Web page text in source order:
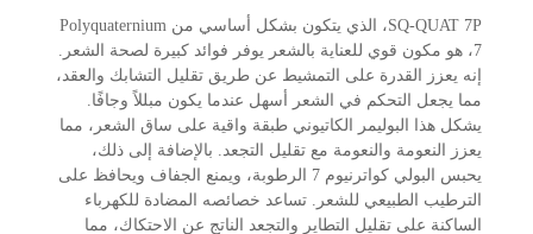
SQ-QUAT 7P، الذي يتكون بشكل أساسي من Polyquaternium
7، هو مكون قوي للعناية بالشعر يوفر فوائد كبيرة لصحة الشعر.
إنه يعزز القدرة على التمشيط عن طريق تقليل التشابك والعقد،
مما يجعل التحكم في الشعر أسهل عندما يكون مبللاً وجافًا.
يشكل هذا البوليمر الكاتيوني طبقة واقية على ساق الشعر، مما
يعزز النعومة والنعومة مع تقليل التجعد. بالإضافة إلى ذلك،
يحبس البولي كواترنيوم 7 الرطوبة، ويمنع الجفاف ويحافظ على
الترطيب الطبيعي للشعر. تساعد خصائصه المضادة للكهرباء
الساكنة على تقليل التطاير والتجعد الناتج عن الاحتكاك، مما